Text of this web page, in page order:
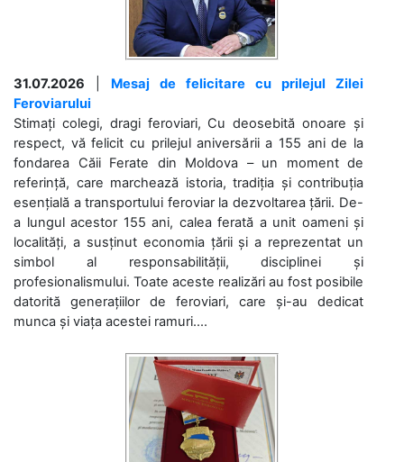
31.07.2026
Mesaj de felicitare cu prilejul Zilei
Feroviarului
Stimați colegi, dragi feroviari, Cu deosebită onoare și
respect, vă felicit cu prilejul aniversării a 155 ani de la
fondarea Căii Ferate din Moldova – un moment de
referință, care marchează istoria, tradiția și contribuția
esențială a transportului feroviar la dezvoltarea țării. De-
a lungul acestor 155 ani, calea ferată a unit oameni și
localități, a susținut economia țării și a reprezentat un
simbol al responsabilității, disciplinei și
profesionalismului. Toate aceste realizări au fost posibile
datorită generațiilor de feroviari, care și-au dedicat
munca și viața acestei ramuri....